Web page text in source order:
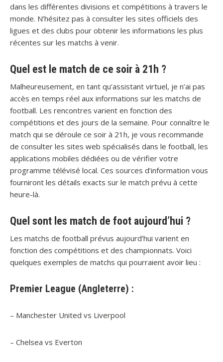
dans les différentes divisions et compétitions à travers le
monde. N’hésitez pas à consulter les sites officiels des
ligues et des clubs pour obtenir les informations les plus
récentes sur les matchs à venir.
Quel est le match de ce soir à 21h ?
Malheureusement, en tant qu’assistant virtuel, je n’ai pas
accès en temps réel aux informations sur les matchs de
football. Les rencontres varient en fonction des
compétitions et des jours de la semaine. Pour connaître le
match qui se déroule ce soir à 21h, je vous recommande
de consulter les sites web spécialisés dans le football, les
applications mobiles dédiées ou de vérifier votre
programme télévisé local. Ces sources d’information vous
fourniront les détails exacts sur le match prévu à cette
heure-là.
Quel sont les match de foot aujourd’hui ?
Les matchs de football prévus aujourd’hui varient en
fonction des compétitions et des championnats. Voici
quelques exemples de matchs qui pourraient avoir lieu :
Premier League (Angleterre) :
– Manchester United vs Liverpool
– Chelsea vs Everton